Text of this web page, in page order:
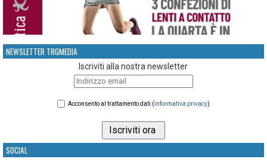
NEWSLETTER TRGMEDIA
Iscriviti alla nostra newsletter
Acconsento al trattamento dati (informativa privacy)
SOCIAL